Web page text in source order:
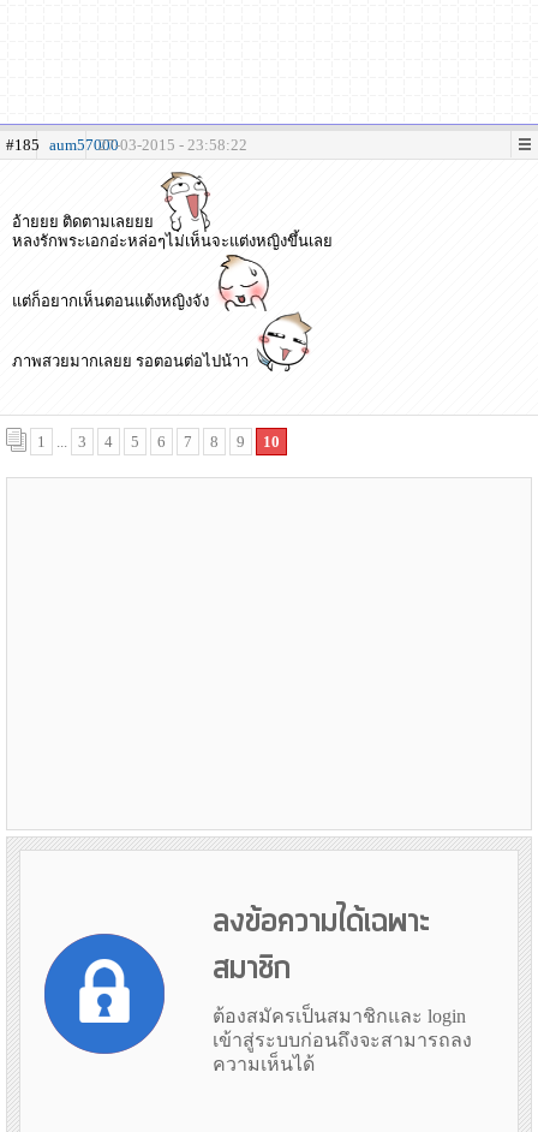
#185 aum5700027-03-2015 - 23:58:22
อ้ายยย ติดตามเลยยย
หลงรักพระเอกอ่ะหล่อๆไม่เห็นจะแต่งหญิงขึ้นเลย
แต่ก็อยากเห็นตอนแต้งหญิงจัง
ภาพสวยมากเลยย รอตอนต่อไปน้าา
1 ... 3 4 5 6 7 8 9 10
ลงข้อความได้เฉพาะ
สมาชิก
ต้องสมัครเป็นสมาชิกและ login
เข้าสู่ระบบก่อนถึงจะสามารถลง
ความเห็นได้